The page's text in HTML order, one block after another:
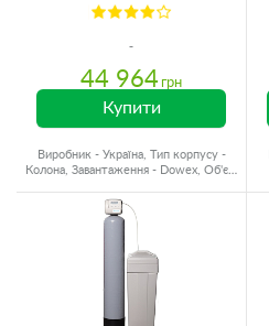
44 964 грн
Купити
Виробник - Україна, Тип корпусу -
Колона, Завантаження - Dowex, Об'єм